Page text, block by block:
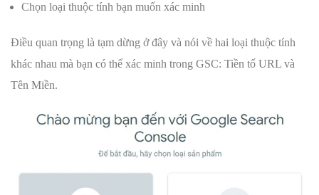
Chọn loại thuộc tính bạn muốn xác minh
Điều quan trọng là tạm dừng ở đây và nói về hai loại thuộc tính
khác nhau mà bạn có thể xác minh trong GSC: Tiền tố URL và
Tên Miền.